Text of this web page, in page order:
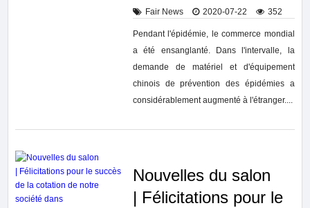
Fair News 2020-07-22 352
Pendant l'épidémie, le commerce mondial
a été ensanglanté. Dans l'intervalle, la
demande de matériel et d'équipement
chinois de prévention des épidémies a
considérablement augmenté à l'étranger....
Nouvelles du salon
| Félicitations pour le